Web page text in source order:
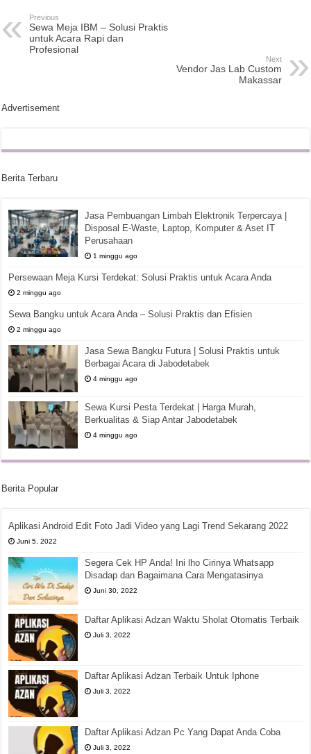
Previous
Sewa Meja IBM – Solusi Praktis
untuk Acara Rapi dan
Profesional
Next
Vendor Jas Lab Custom
Makassar
Advertisement
Berita Terbaru
Jasa Pembuangan Limbah Elektronik Terpercaya |
Disposal E-Waste, Laptop, Komputer & Aset IT
Perusahaan
1 minggu ago
Persewaan Meja Kursi Terdekat: Solusi Praktis untuk Acara Anda
2 minggu ago
Sewa Bangku untuk Acara Anda – Solusi Praktis dan Efisien
2 minggu ago
Jasa Sewa Bangku Futura | Solusi Praktis untuk
Berbagai Acara di Jabodetabek
4 minggu ago
Sewa Kursi Pesta Terdekat | Harga Murah,
Berkualitas & Siap Antar Jabodetabek
4 minggu ago
Berita Popular
Aplikasi Android Edit Foto Jadi Video yang Lagi Trend Sekarang 2022
Juni 5, 2022
Segera Cek HP Anda! Ini lho Cirinya Whatsapp
Disadap dan Bagaimana Cara Mengatasinya
Juni 30, 2022
Daftar Aplikasi Adzan Waktu Sholat Otomatis Terbaik
Juli 3, 2022
Daftar Aplikasi Adzan Terbaik Untuk Iphone
Juli 3, 2022
Daftar Aplikasi Adzan Pc Yang Dapat Anda Coba
Juli 3, 2022